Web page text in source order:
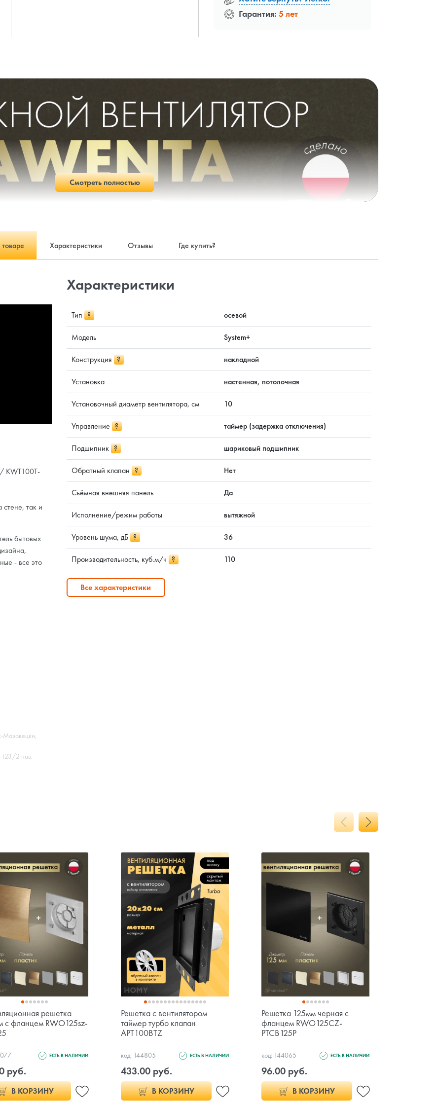
Гарантия: 5 лет
Смотреть полностью
Характеристики Отзывы Где купить?
/ KWT100T-
стене, так и
бытовых
- все это
2 пав.
Характеристики
Тип ? осевой
Модель System+
Конструкция ? накладной
Установка настенная, потолочная
Установочный диаметр вентилятора, см 10
Управление ? таймер (задержка отключения)
Подшипник ? шариковый подшипник
Обратный клапан ? Нет
Съёмная внешняя панель Да
Исполнение/режим работы вытяжной
Уровень шума, дБ ? 36
Производительность, куб.м/ч ? 110
Все характеристики
решетка
с фланцем RWO125sz-
ЕСТЬ В НАЛИЧИИ
руб.
В КОРЗИНУ
Решетка с вентилятором
таймер турбо клапан
APT100BTZ
код: 144805 ЕСТЬ В НАЛИЧИИ
433.00 руб.
В КОРЗИНУ
Решетка 125мм черная с
фланцем RWO125CZ-
PTCB125P
код: 144065 ЕСТЬ В НАЛИЧИИ
96.00 руб.
В КОРЗИНУ